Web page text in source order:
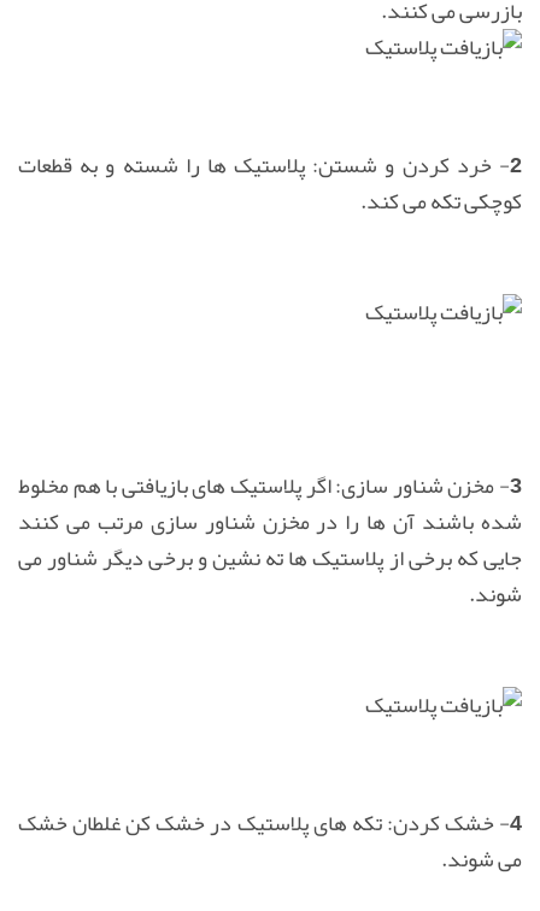
بازرسی می كنند.
2- خرد كردن و شستن:
پلاستیک ها را شسته و به قطعات
كوچكی تكه می كند.
3- مخزن شناور سازی:
اگر پلاستیک های بازیافتی با هم مخلوط
شده باشند آن ها را در مخزن شناور سازی مرتب می كنند
جایی كه برخی از پلاستیک ها ته نشین و برخی دیگر شناور می
شوند.
4- خشک كردن:
تكه های پلاستیک در خشک كن غلطان خشک
می شوند.